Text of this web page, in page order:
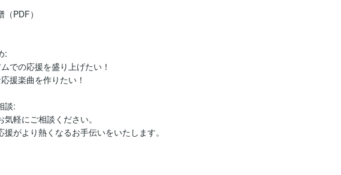
PDF）
:
談:
軽にご相談ください。
がより熱くなるお手伝いをいたします。